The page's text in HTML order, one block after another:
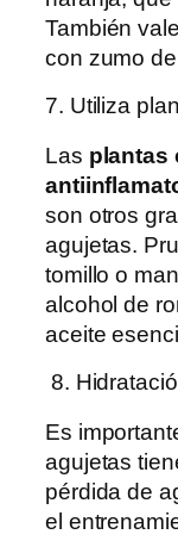
También
con zumo
7. Utiliza
Las plantas
son otros
agujetas.
tomillo o
alcohol de
aceite
8.
Es
agujetas
pérdida de
el